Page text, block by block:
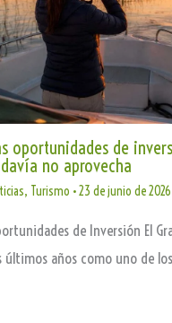
oportunidades de
no aprovecha
, Turismo •23 de junio de 2026
de Inversión El
últimos años como uno de